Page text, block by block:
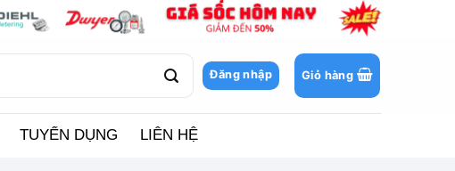
Đăng nhập Giỏ hàng
TUYỂN DỤNG LIÊN HỆ